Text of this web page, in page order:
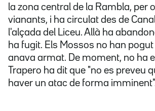
la zona central de la Rambla, per
vianants, i ha circulat des de
l'alçada del Liceu. Allà ha
ha fugit. Els Mossos no han
anava armat. De moment, no ha
Trapero ha dit que "no es preveu
haver un atac de forma